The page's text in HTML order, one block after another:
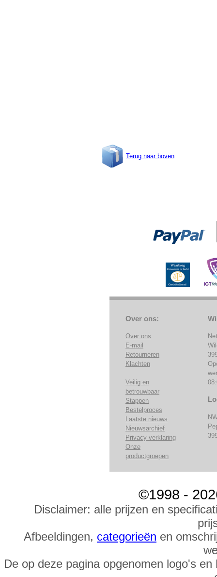
Terug naar boven
Over ons:
Over ons
E-mail
Retourneren
Klachten
Veilig en
betrouwbaar
Stappen
Bestelproces
Laatste nieuws
Nieuwsarchief
Privacy verklaring
Onze
productgroepen
©1998 -
Disclaimer: alle prijzen en
Afbeeldingen, categorieën en
De op deze pagina opgenomen logo's